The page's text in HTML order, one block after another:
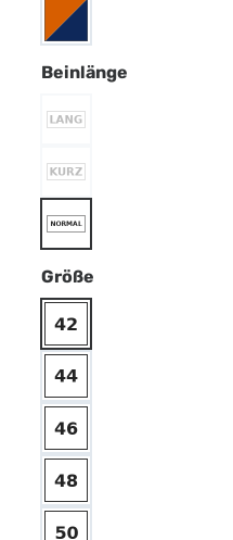
Beinlänge
Größe